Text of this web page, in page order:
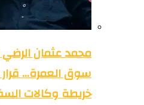
محمد عثمان
سوق العمرة…
خريطة وكالات